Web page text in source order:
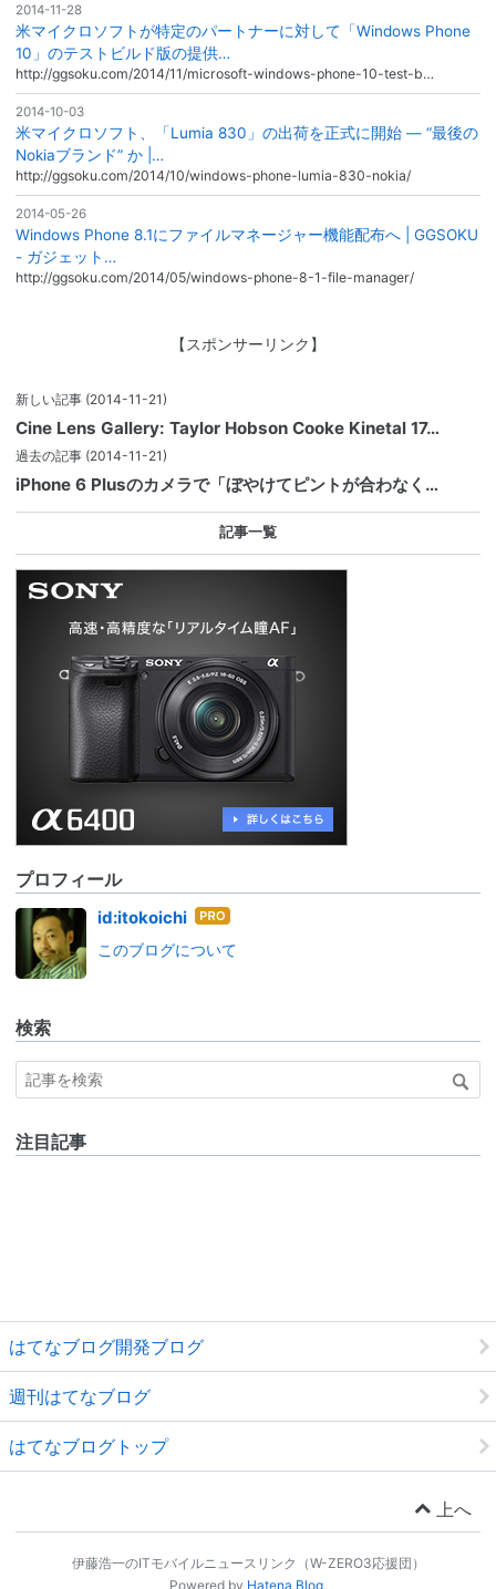
2014-11-28
米マイクロソフトが特定のパートナーに対して「Windows Phone
10」のテストビルド版の提供…
http://ggsoku.com/2014/11/microsoft-windows-phone-10-test-b…
2014-10-03
米マイクロソフト、「Lumia 830」の出荷を正式に開始 ― “最後の
Nokiaブランド” か |…
http://ggsoku.com/2014/10/windows-phone-lumia-830-nokia/
2014-05-26
Windows Phone 8.1にファイルマネージャー機能配布へ | GGSOKU
- ガジェット…
http://ggsoku.com/2014/05/windows-phone-8-1-file-manager/
【スポンサーリンク】
新しい記事 (2014-11-21)
Cine Lens Gallery: Taylor Hobson Cooke Kinetal 17…
過去の記事 (2014-11-21)
iPhone 6 Plusのカメラで「ぼやけてピントが合わなく…
記事一覧
プロフィール
id:itokoichi はて
ログ
このブログについて
検索
注目記事
はてなブログ開発ブログ
週刊はてなブログ
はてなブログトップ
上へ
伊藤浩一のITモバイルニュースリンク（W-ZERO3応援団）
Powered by Hatena Blog.